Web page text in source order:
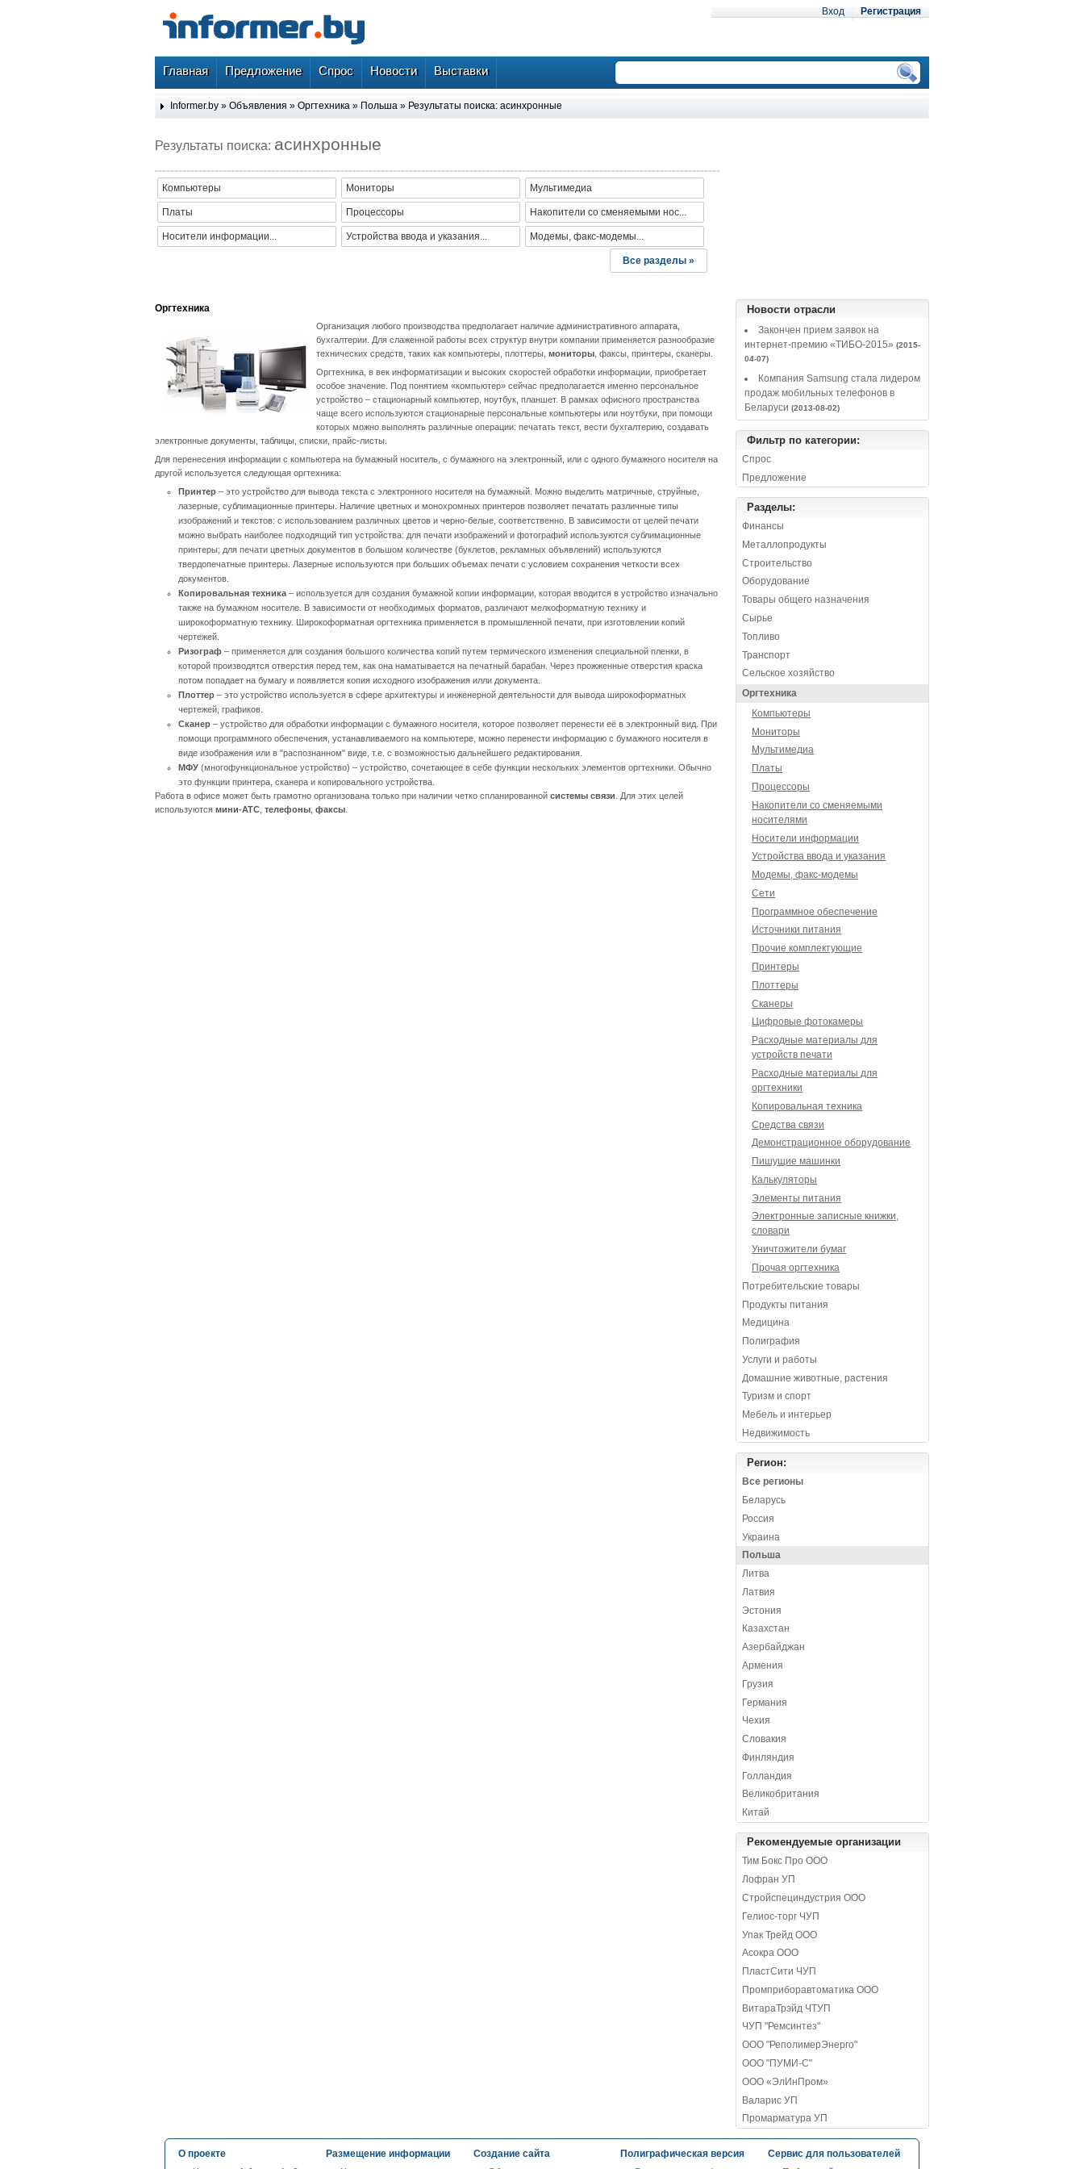
Вход Регистрация
Главная Предложение Спрос Новости Выставки
Informer.by » Объявления » Оргтехника » Польша » Результаты поиска: асинхронные
Результаты поиска: асинхронные
Компьютеры Мониторы Мультимедиа
Платы Процессоры Накопители со сменяемыми нос...
Носители информации... Устройства ввода и указания... Модемы, факс-модемы...
Все разделы »
Оргтехника
Организация любого производства предполагает наличие административного аппарата,
бухгалтерии. Для слаженной работы всех структур внутри компании применяется разнообразие
технических средств, таких как компьютеры, плоттеры, мониторы , факсы, принтеры, сканеры.
Оргтехника, в век информатизации и высоких скоростей обработки информации, приобретает
особое значение. Под понятием «компьютер» сейчас предполагается именно персональное
устройство – стационарный компьютер, ноутбук планшет. В рамках офисного пространства
чаще всего используются стационарные персональные компьютеры или ноутбуки, при помощи
которых можно выполнять различные операции: печатать текст, вести бухгалтерию, создавать
электронные документы, таблицы, списки, прайс-листы.
Для перенесения информации с компьютера на бумажный носитель, с бумажного на электронный, или с одного бумажного носителя на
другой используется следующая оргтехника:
Принтер – это устройство для вывода текста с электронного носителя на бумажный. Можно выделить матричные, струйные,
лазерные, сублимационные принтеры. Наличие цветных и монохромных принтеров позволяет печатать различные типы
изображений и текстов: с использованием различных цветов и черно-белые, соответственно. В зависимости от целей печати
можно выбрать наиболее подходящий тип устройства: для печати изображений и фотографий используются сублимационные
принтеры; для печати цветных документов в большом количестве (буклетов, рекламных объявлений) используются
твердопечатные принтеры. Лазерные используются при больших объемах печати с условием сохранения четкости всех
документов.
Копировальная техника– используется для создания бумажной копии информации, которая вводится в устройство изначально
также на бумажном носителе. В зависимости от необходимых форматов, различают мелкоформатную технику и
широкоформатную технику. Широкоформатная оргтехника применяется в промышленной печати, при изготовлении копий
чертежей.
Ризограф – применяется для создания большого количества копий путем термического изменения специальной пленки, в
которой производятся отверстия перед тем, как она наматывается на печатный барабан. Через прожженные отверстия краска
потом попадает на бумагу и появляется копия исходного изображения илли документа.
Плоттер – это устройство используется в сфере архитектуры и инженерной деятельности для вывода широкоформатных
чертежей, графиков.
Сканер – устройство для обработки информации с бумажного носителя, которое позволяет перенести её в электронный вид. При
помощи программного обеспечения, устанавливаемого на компьютере, можно перенести информацию с бумажного носителя в
виде изображения или в "распознанном" виде, т.е. с возможностью дальнейшего редактирования.
МФУ (многофункциональное устройство) – устройство, сочетающее в себе функции нескольких элементов оргтехники. Обычно
это функции принтера, сканера и копировального устройства.
Работа в офисе может быть грамотно организована только при наличии четко спланированной системы связи . Для этих целей
используются мини-АТС телефоны факсы
Новости отрасли
Закончен прием заявок на
интернет-премию «ТИБО-2015» (2015-
04-07)
Компания Samsung стала лидером
продаж мобильных телефонов в
Беларуси (2013-08-02)
Фильтр по категории:
Спрос
Предложение
Разделы:
Финансы
Металлопродукты
Строительство
Оборудование
Товары общего назначения
Сырье
Топливо
Транспорт
Сельское хозяйство
Оргтехника
Компьютеры
Мониторы
Мультимедиа
Платы
Процессоры
Накопители со сменяемыми
носителями
Носители информации
Устройства ввода и указания
Модемы, факс-модемы
Сети
Программное обеспечение
Источники питания
Прочие комплектующие
Принтеры
Плоттеры
Сканеры
Цифровые фотокамеры
Расходные материалы для
устройств печати
Расходные материалы для
оргтехники
Копировальная техника
Средства связи
Демонстрационное оборудование
Пишущие машинки
Калькуляторы
Элементы питания
Электронные записные книжки,
словари
Уничтожители бумаг
Прочая оргтехника
Потребительские товары
Продукты питания
Медицина
Полиграфия
Услуги и работы
Домашние животные, растения
Туризм и спорт
Мебель и интерьер
Недвижимость
Регион:
Все регионы
Беларусь
Россия
Украина
Польша
Литва
Латвия
Эстония
Казахстан
Азербайджан
Армения
Грузия
Германия
Чехия
Словакия
Финляндия
Голландия
Великобритания
Китай
Рекомендуемые организации
Тим Бокс Про ООО
Лофран УП
Стройспециндустрия ООО
Гелиос-торг ЧУП
Упак Трейд ООО
Асокра ООО
ПластСити ЧУП
Промприборавтоматика ООО
ВитараТрэйд ЧТУП
ЧУП "Ремсинтез"
ООО "РеполимерЭнерго"
ООО "ПУМИ-С"
ООО «ЭлИнПром»
Валарис УП
Промарматура УП
О проекте
Размещение информации
Создание сайта
Полиграфическая версия
Сервис для пользователей